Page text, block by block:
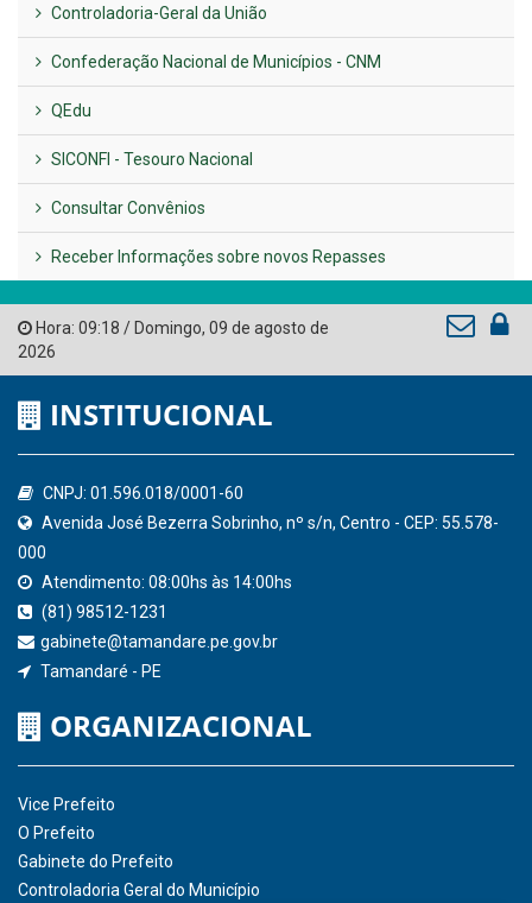
Controladoria-Geral da União
Confederação Nacional de Municípios - CNM
QEdu
SICONFI - Tesouro Nacional
Consultar Convênios
Receber Informações sobre novos Repasses
Hora: 09:18 / Domingo, 09 de agosto de
2026
INSTITUCIONAL
CNPJ: 01.596.018/0001-60
Avenida José Bezerra Sobrinho, nº s/n, Centro - CEP: 55.578-
000
Atendimento: 08:00hs às 14:00hs
(81) 98512-1231
gabinete@tamandare.pe.gov.br
Tamandaré - PE
ORGANIZACIONAL
Vice Prefeito
O Prefeito
Gabinete do Prefeito
Controladoria Geral do Município